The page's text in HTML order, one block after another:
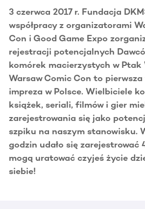
3 czerwca 2017 r. Fundacja
współpracy z organizatorami
Con i Good Game Expo
rejestracji potencjalnych
komórek macierzystych w Ptak
Warsaw Comic Con to
impreza w Polsce. Wielbiciele
książek, seriali, filmów i gier
zarejestrowania się jako
szpiku na naszym stanowisku.
godzin udało się zarejestrować
mogą uratować czyjeś życie
siebie!